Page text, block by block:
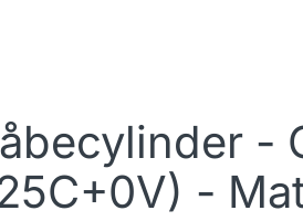
-
-